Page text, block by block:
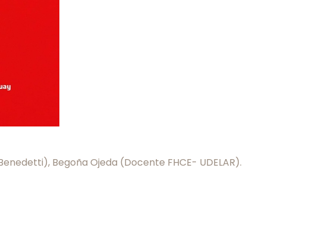
Begoña Ojeda (Docente FHCE- UDELAR).